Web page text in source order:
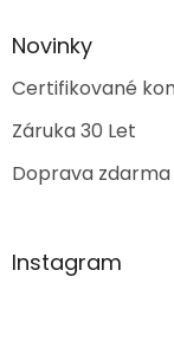
Novinky
Certifikované
Záruka 30 Let
Doprava
Instagram